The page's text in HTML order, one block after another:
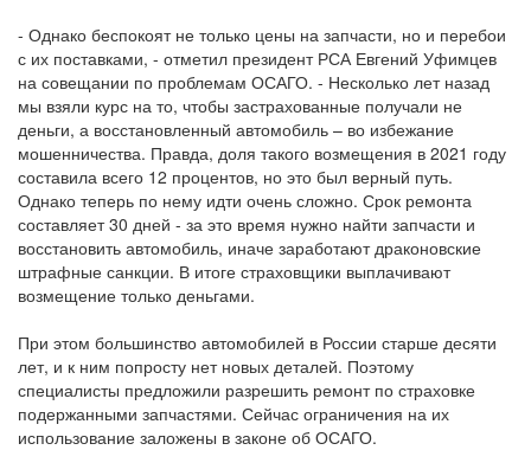
- Однако беспокоят не только цены на запчасти, но и перебои
с их поставками, - отметил президент РСА Евгений Уфимцев
на совещании по проблемам ОСАГО. - Несколько лет назад
мы взяли курс на то, чтобы застрахованные получали не
деньги, а восстановленный автомобиль – во избежание
мошенничества. Правда, доля такого возмещения в 2021 году
составила всего 12 процентов, но это был верный путь.
Однако теперь по нему идти очень сложно. Срок ремонта
составляет 30 дней - за это время нужно найти запчасти и
восстановить автомобиль, иначе заработают драконовские
штрафные санкции. В итоге страховщики выплачивают
возмещение только деньгами.
При этом большинство автомобилей в России старше десяти
лет, и к ним попросту нет новых деталей. Поэтому
специалисты предложили разрешить ремонт по страховке
подержанными запчастями. Сейчас ограничения на их
использование заложены в законе об ОСАГО.